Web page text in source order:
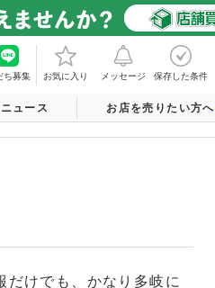
ち募集 お気に入り メッセージ 保存した条件
ュース お店を売りたい方へ
だけでも、かなり多岐に